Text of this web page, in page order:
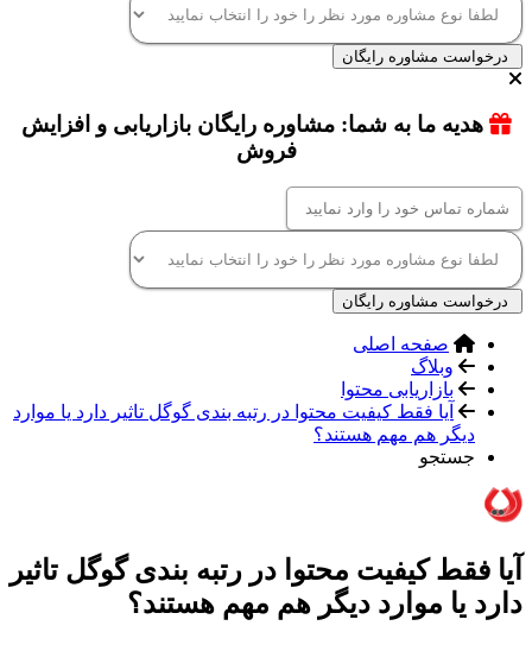
درخواست مشاوره رایگان
هدیه ما به شما: مشاوره رایگان بازاریابی و افزایش
فروش
درخواست مشاوره رایگان
صفحه اصلی
وبلاگ
بازاریابی محتوا
آیا فقط کیفیت محتوا در رتبه بندی گوگل تاثیر دارد یا موارد
دیگر هم مهم هستند؟
جستجو
آیا فقط کیفیت محتوا در رتبه بندی گوگل تاثیر
دارد یا موارد دیگر هم مهم هستند؟